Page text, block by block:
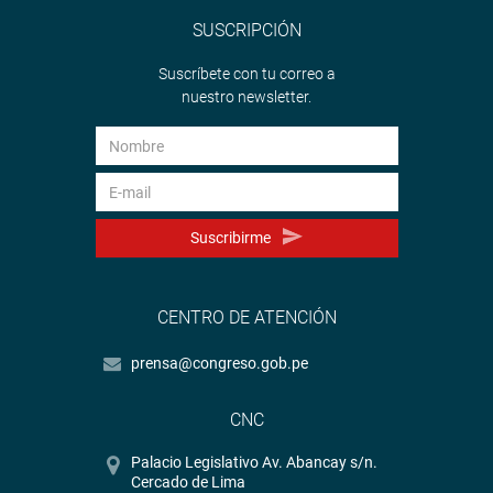
Guerra García dijo que para él, Anel Townsend fue la jefa
Castro no quería transparentar la información financiera.
Lima, 1 de diciembre de 2017
Comisión Investigadora Multipartidaria
SUSCRIPCIÓN
Suscríbete con tu correo a
nuestro newsletter.
Suscribirme
CENTRO DE ATENCIÓN
prensa@congreso.gob.pe
CNC
Palacio Legislativo Av. Abancay s/n.
Cercado de Lima